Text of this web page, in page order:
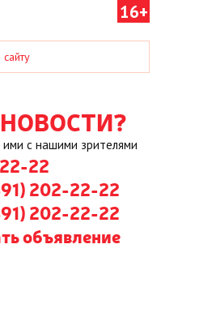
16+
с нашими зрителями
22
202-22-22
202-22-22
объявление